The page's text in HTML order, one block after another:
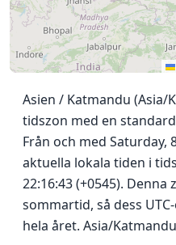
Asien / Katmandu (Asia/
tidszon med en
Från och med Saturday,
aktuella lokala tiden i
22:16:43 (+0545).
sommartid, så dess
hela året. Asia/